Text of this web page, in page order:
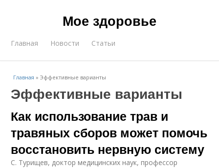
Мое здоровье
Главная Новости Статьи
Главная »Эффективные варианты
Эффективные варианты
Как использование трав и
травяных сборов может помочь
восстановить нервную систему
С. Турищев, доктор медицинских наук, профессор